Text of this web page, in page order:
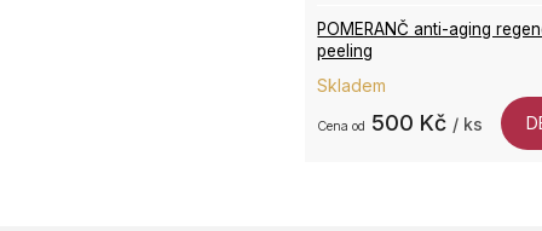
POMERANČ anti-aging
peeling
Skladem
od 500 Kč / ks